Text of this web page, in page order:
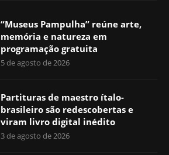
“Museus Pampulha” reúne arte,
memória e natureza em
programação gratuita
5 de agosto de 2026
Partituras de maestro ítalo-
brasileiro são redescobertas e
viram livro digital inédito
3 de agosto de 2026